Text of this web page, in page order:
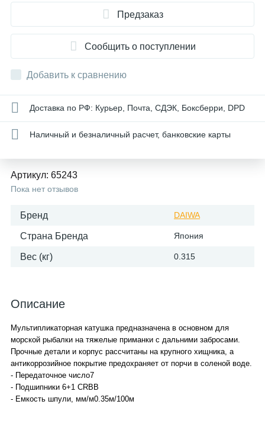
Предзаказ
Сообщить о поступлении
Добавить к сравнению
Доставка по РФ: Курьер, Почта, СДЭК, Боксберри, DPD
Наличный и безналичный расчет, банковские карты
Артикул: 65243
Пока нет отзывов
Бренд DAIWA
Страна Бренда Япония
Вес (кг) 0.315
Описание
Мультипликаторная катушка предназначена в основном для
морской рыбалки на тяжелые приманки с дальними забросами.
Прочные детали и корпус рассчитаны на крупного хищника, а
антикоррозийное покрытие предохраняет от порчи в соленой воде.
- Передаточное число7
- Подшипники 6+1 CRBB
- Емкость шпули, мм/м0.35м/100м